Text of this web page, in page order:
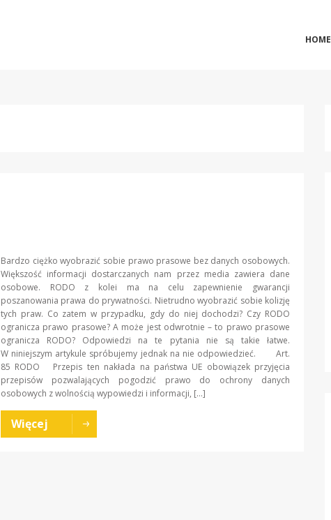
HOME
Bardzo ciężko wyobrazić sobie prawo prasowe bez danych osobowych.
Większość informacji dostarczanych nam przez media zawiera dane
osobowe. RODO z kolei ma na celu zapewnienie gwarancji
poszanowania prawa do prywatności. Nietrudno wyobrazić sobie kolizję
tych praw. Co zatem w przypadku, gdy do niej dochodzi? Czy RODO
ogranicza prawo prasowe? A może jest odwrotnie – to prawo prasowe
ogranicza RODO? Odpowiedzi na te pytania nie są takie łatwe.
W niniejszym artykule spróbujemy jednak na nie odpowiedzieć. Art.
85 RODO Przepis ten nakłada na państwa UE obowiązek przyjęcia
przepisów pozwalających pogodzić prawo do ochrony danych
osobowych z wolnością wypowiedzi i informacji, […]
Więcej